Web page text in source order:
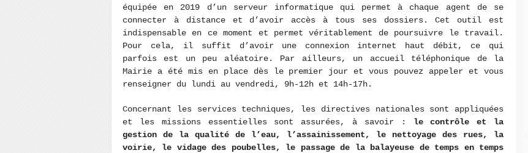
équipée en 2019 d’un serveur informatique qui permet à chaque agent de se
connecter à distance et d’avoir accès à tous ses dossiers. Cet outil est
indispensable en ce moment et permet véritablement de poursuivre le travail.
Pour cela, il suffit d’avoir une connexion internet haut débit, ce qui
parfois est un peu aléatoire. Par ailleurs, un accueil téléphonique de la
Mairie a été mis en place dès le premier jour et vous pouvez appeler et vous
renseigner du lundi au vendredi, 9h-12h et 14h-17h.
Concernant les services techniques, les directives nationales sont appliquées
et les missions essentielles sont assurées, à savoir : le contrôle et la
gestion de la qualité de l’eau, l’assainissement, le nettoyage des rues, la
voirie, le vidage des poubelles, le passage de la balayeuse de temps en temps